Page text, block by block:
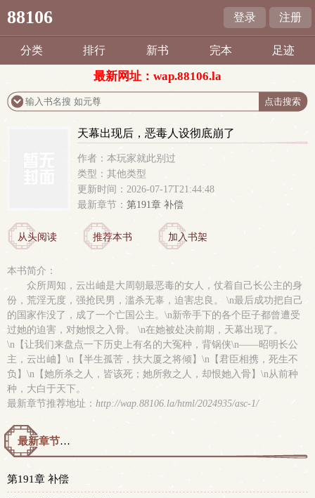
88106 登录 注册
分类 排行 新书 完本 足迹
最新网址：wap.88106.la
天幕出现后，恶毒人设彻底崩了
作者：本玩家就此别过
类型：其他类型
更新时间：2026-07-17T21:44:48
最新章节： 第191章 补偿
从头阅读 推荐本书 加入书架
本书简介：
众所周知，云出岫是大周朝最恶毒的女人，仗着自己长公主的身
份，荒淫无度，强抢民男，滥杀无辜，迫害忠良。 \n最后成功把自己
的国家作没了，成了一个亡国公主。\n新帝手下的各个臣子都曾遭受
过她的迫害，对她恨之入骨。 \n在她被处决前期，天幕出现了。
\n【让我们来盘点一下历史上有名的大冤种，背锅侠\n——昭明长公
主，云出岫】\n【半生孤苦，扶大厦之将倾】\n【君臣相携，死生不
负】\n【她所杀之人，皆该死；她所救之人，却恨她入骨】\n从前种
种，大白于天下。
最新章节推荐地址： http://wap.88106.la/html/2024935/asc-1/
最新章节预览 更新时间：2026-07-17T21:44:48
第191章 补偿